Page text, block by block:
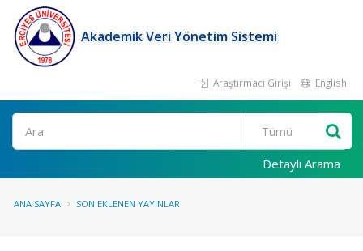
Akademik Veri Yönetim Sistemi
Araştırmacı Girişi English
Ara
Detaylı Arama
ANA SAYFA SON EKLENEN YAYINLAR